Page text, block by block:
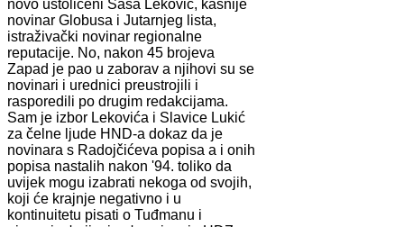
novo ustoličeni Saša Leković, kasnije
novinar Globusa i Jutarnjeg lista,
istraživački novinar regionalne
reputacije. No, nakon 45 brojeva
Zapad je pao u zaborav a njihovi su se
novinari i urednici preustrojili i
rasporedili po drugim redakcijama.
Sam je izbor Lekovića i Slavice Lukić
za čelne ljude HND-a dokaz da je
novinara s Radojčićeva popisa a i onih
popisa nastalih nakon '94. toliko da
uvijek mogu izabrati nekoga od svojih,
koji će krajnje negativno i u
kontinuitetu pisati o Tuđmanu i